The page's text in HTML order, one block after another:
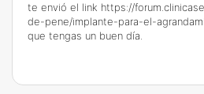
te envió el link https://
de-pene/implante-para-el-
que tengas un buen día.